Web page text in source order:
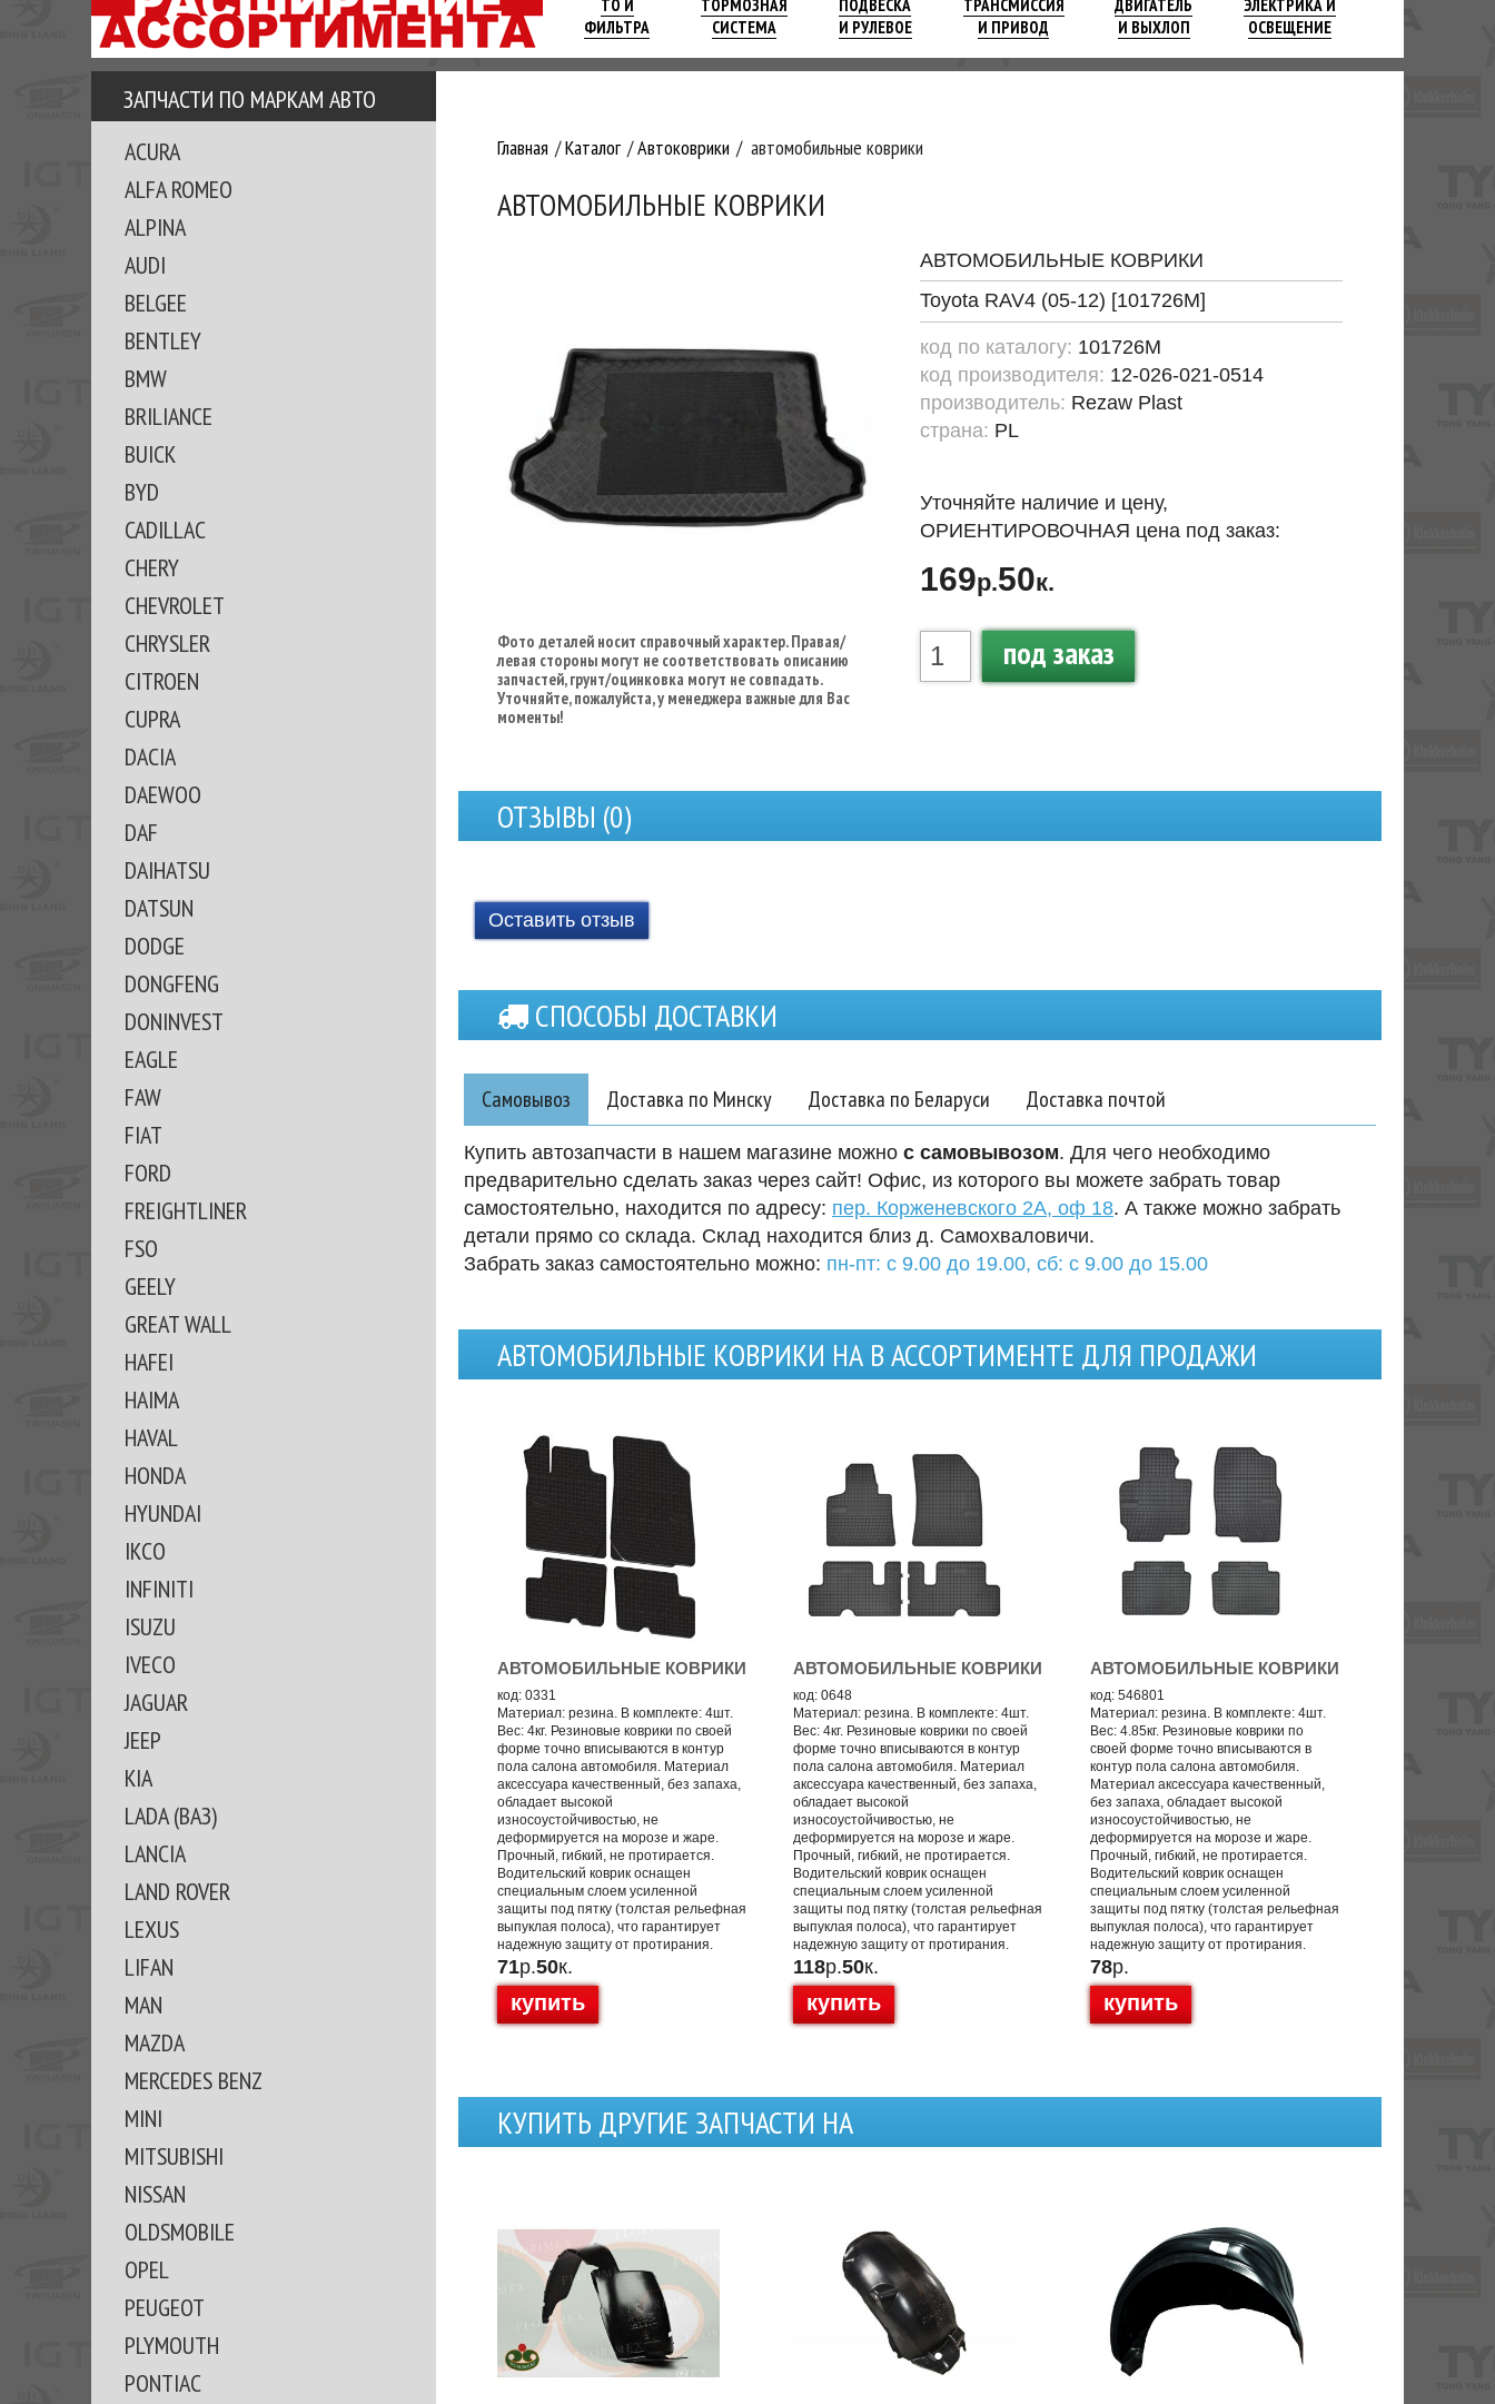
ТО И
ФИЛЬТРА
ТОРМОЗНАЯ
СИСТЕМА
ПОДВЕСКА
И РУЛЕВОЕ
ТРАНСМИССИЯ
И ПРИВОД
ДВИГАТЕЛЬ
И ВЫХЛОП
ЭЛЕКТРИКА И
ОСВЕЩЕНИЕ
ЗАПЧАСТИ ПО МАРКАМ АВТО
ACURA
ALFA ROMEO
ALPINA
AUDI
BELGEE
BENTLEY
BMW
BRILIANCE
BUICK
BYD
CADILLAC
CHERY
CHEVROLET
CHRYSLER
CITROEN
CUPRA
DACIA
DAEWOO
DAF
DAIHATSU
DATSUN
DODGE
DONGFENG
DONINVEST
EAGLE
FAW
FIAT
FORD
FREIGHTLINER
FSO
GEELY
GREAT WALL
HAFEI
HAIMA
HAVAL
HONDA
HYUNDAI
IKCO
INFINITI
ISUZU
IVECO
JAGUAR
JEEP
KIA
LADA (ВАЗ)
LANCIA
LAND ROVER
LEXUS
LIFAN
MAN
MAZDA
MERCEDES BENZ
MINI
MITSUBISHI
NISSAN
OLDSMOBILE
OPEL
PEUGEOT
PLYMOUTH
PONTIAC
Главная Каталог Автоковрики автомобильные коврики
АВТОМОБИЛЬНЫЕ КОВРИКИ
Фото деталей носит справочный характер. Правая/
левая стороны могут не соответствовать описанию
запчастей, грунт/оцинковка могут не совпадать.
Уточняйте, пожалуйста, у менеджера важные для Вас
моменты!
АВТОМОБИЛЬНЫЕ КОВРИКИ
Toyota RAV4 (05-12) [101726M]
код по каталогу: 101726M
код производителя: 12-026-021-0514
производитель: Rezaw Plast
страна: PL
Уточняйте наличие и цену,
ОРИЕНТИРОВОЧНАЯ цена под заказ:
169р.50к.
под заказ
ОТЗЫВЫ (0)
Оставить отзыв
СПОСОБЫ ДОСТАВКИ
Самовывоз Доставка по Минску Доставка по Беларуси Доставка почтой
Купить автозапчасти в нашем магазине можно с самовывозом. Для чего необходимо
предварительно сделать заказ через сайт! Офис, из которого вы можете забрать товар
самостоятельно, находится по адресу: пер. Корженевского 2А, оф 18. А также можно забрать
детали прямо со склада. Склад находится близ д. Самохваловичи.
Забрать заказ самостоятельно можно: пн-пт: с 9.00 до 19.00, сб: с 9.00 до 15.00
АВТОМОБИЛЬНЫЕ КОВРИКИ НА В АССОРТИМЕНТЕ ДЛЯ ПРОДАЖИ
АВТОМОБИЛЬНЫЕ КОВРИКИ
код: 0331
Материал: резина. В комплекте: 4шт.
Вес: 4кг. Резиновые коврики по своей
форме точно вписываются в контур
пола салона автомобиля. Материал
аксессуара качественный, без запаха,
обладает высокой
износоустойчивостью, не
деформируется на морозе и жаре.
Прочный, гибкий, не протирается.
Водительский коврик оснащен
специальным слоем усиленной
защиты под пятку (толстая рельефная
выпуклая полоса), что гарантирует
надежную защиту от протирания.
71р.50к.
купить
АВТОМОБИЛЬНЫЕ КОВРИКИ
код: 0648
Материал: резина. В комплекте: 4шт.
Вес: 4кг. Резиновые коврики по своей
форме точно вписываются в контур
пола салона автомобиля. Материал
аксессуара качественный, без запаха,
обладает высокой
износоустойчивостью, не
деформируется на морозе и жаре.
Прочный, гибкий, не протирается.
Водительский коврик оснащен
специальным слоем усиленной
защиты под пятку (толстая рельефная
выпуклая полоса), что гарантирует
надежную защиту от протирания.
118р.50к.
купить
АВТОМОБИЛЬНЫЕ КОВРИКИ
код: 546801
Материал: резина. В комплекте: 4шт.
Вес: 4.85кг. Резиновые коврики по
своей форме точно вписываются в
контур пола салона автомобиля.
Материал аксессуара качественный,
без запаха, обладает высокой
износоустойчивостью, не
деформируется на морозе и жаре.
Прочный, гибкий, не протирается.
Водительский коврик оснащен
специальным слоем усиленной
защиты под пятку (толстая рельефная
выпуклая полоса), что гарантирует
надежную защиту от протирания.
78р.
купить
КУПИТЬ ДРУГИЕ ЗАПЧАСТИ НА